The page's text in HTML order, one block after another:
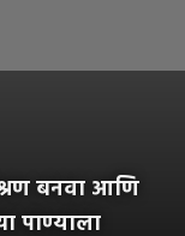
बनवा आणि
पाण्याला